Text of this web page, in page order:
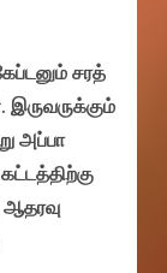
சரத்
இருவருக்கும்
அப்பா